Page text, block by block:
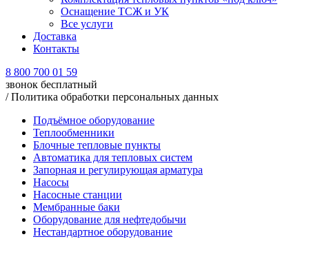
Оснащение ТСЖ и УК
Все услуги
Доставка
Контакты
8 800 700 01 59
звонок бесплатный
/Политика обработки персональных данных
Подъёмное оборудование
Теплообменники
Блочные тепловые пункты
Автоматика для тепловых систем
Запорная и регулирующая арматура
Насосы
Насосные станции
Мембранные баки
Оборудование для нефтедобычи
Нестандартное оборудование